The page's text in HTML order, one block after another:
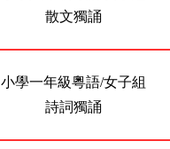
散文獨誦
小學一年級粵語/女子組
詩詞獨誦